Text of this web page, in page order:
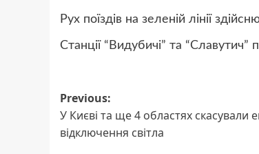
Рух поїздів на зеленій лінії
Станції “Видубичі” та
Post
navigation
Previous:
У Києві та ще 4 областях скасували
відключення світла